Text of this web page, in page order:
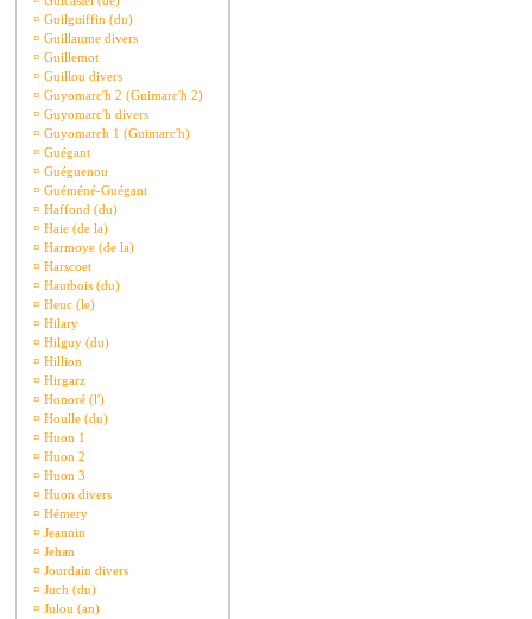
¤ Guilguiffin (du)
¤ Guillaume divers
¤ Guillemot
¤ Guillou divers
¤ Guyomarc'h 2 (Guimarc'h 2)
¤ Guyomarc'h divers
¤ Guyomarch 1 (Guimarc'h)
¤ Guégant
¤ Guéguenou
¤ Guéméné-Guégant
¤ Haffond (du)
¤ Haie (de la)
¤ Harmoye (de la)
¤ Harscoet
¤ Hautbois (du)
¤ Heuc (le)
¤ Hilary
¤ Hilguy (du)
¤ Hillion
¤ Hirgarz
¤ Honoré (l')
¤ Houlle (du)
¤ Huon 1
¤ Huon 2
¤ Huon 3
¤ Huon divers
¤ Hémery
¤ Jeannin
¤ Jehan
¤ Jourdain divers
¤ Juch (du)
¤ Julou (an)